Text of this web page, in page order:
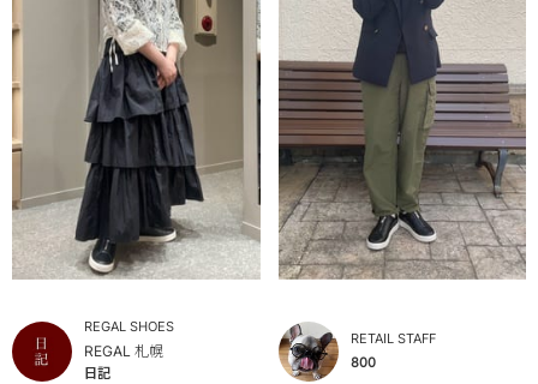
REGAL SHOES
REGAL 札幌
日記
RETAIL STAFF
800